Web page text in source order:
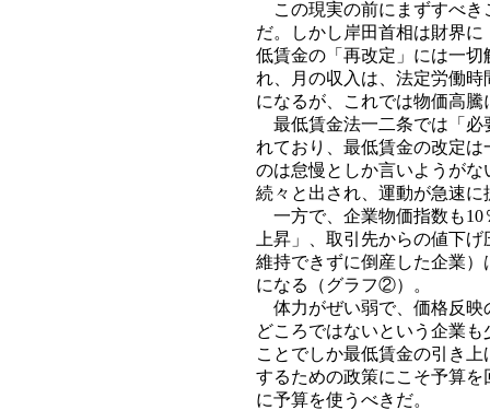
この現実の前にまずすべき
だ。しかし岸田首相は財界
低賃金の「再改定」には一
れ、月の収入は、法定労働
になるが、これでは物価高
最低賃金法一二条では「
れており、最低賃金の改定
のは怠慢としか言いようが
続々と出され、運動が急速に
一方で、企業物価指数も10
上昇」、取引先からの値下
維持できずに倒産した企業
になる（グラフ②）。
体力がぜい弱で、価格反映
どころではないという企業
ことでしか最低賃金の引き
するための政策にこそ予算
に予算を使うべきだ。